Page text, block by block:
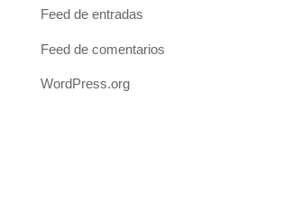
Feed de entradas
Feed de comentarios
WordPress.org